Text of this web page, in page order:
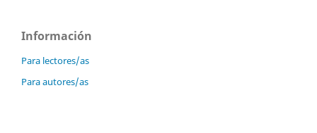
Información
Para lectores/as
Para autores/as